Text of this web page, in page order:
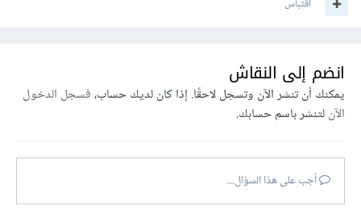
اقتباس
انضم إلى النقاش
يمكنك أن تنشر الآن وتسجل لاحقًا. إذا كان لديك حساب،فسجل الدخول
الآنلتنشر باسم حسابك.
أجب على هذا السؤال...